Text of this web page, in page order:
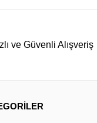
ve Güvenli Alışveriş